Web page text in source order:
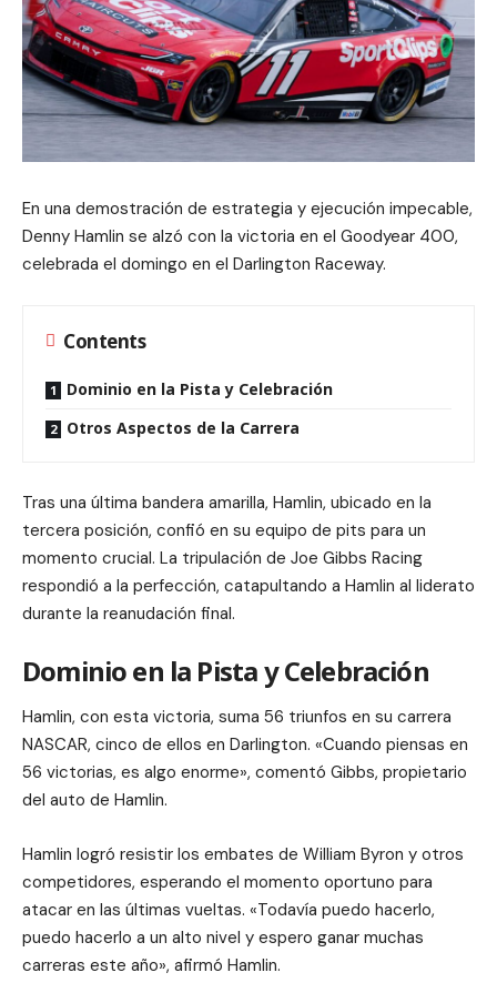
En una demostración de estrategia y ejecución impecable,
Denny Hamlin se alzó con la victoria en el Goodyear 400,
celebrada el domingo en el Darlington Raceway.
Contents
Dominio en la Pista y Celebración
Otros Aspectos de la Carrera
Tras una última bandera amarilla, Hamlin, ubicado en la
tercera posición, confió en su equipo de pits para un
momento crucial. La tripulación de Joe Gibbs Racing
respondió a la perfección, catapultando a Hamlin al liderato
durante la reanudación final.
Dominio en la Pista y Celebración
Hamlin, con esta victoria, suma 56 triunfos en su carrera
NASCAR, cinco de ellos en Darlington. «Cuando piensas en
56 victorias, es algo enorme», comentó Gibbs, propietario
del auto de Hamlin.
Hamlin logró resistir los embates de William Byron y otros
competidores, esperando el momento oportuno para
atacar en las últimas vueltas. «Todavía puedo hacerlo,
puedo hacerlo a un alto nivel y espero ganar muchas
carreras este año», afirmó Hamlin.